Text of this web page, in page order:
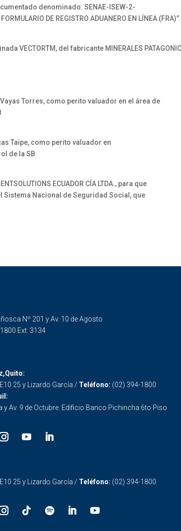
denominado: SENAE-ISEW-2-
DE REGISTRO ADUANERO EN LÍNEA (FRA)”
VECTORTM, del fabricante MINERALES
Torres, como perito valuador en el área de
Taipe, como perito valuador en
de la SB
ECUADOR CÍA LTDA., para que
Nacional de Seguridad Social, que
Nº 201 y Av. 10 de Agosto
Ext. 3134
25 y Lizardo García / Teléfono: (02) 394-1800
y Av. 9 de Octubre. Edificio Banco Pichincha 6to Piso
25 y Lizardo García / Teléfono: (02) 394-1800